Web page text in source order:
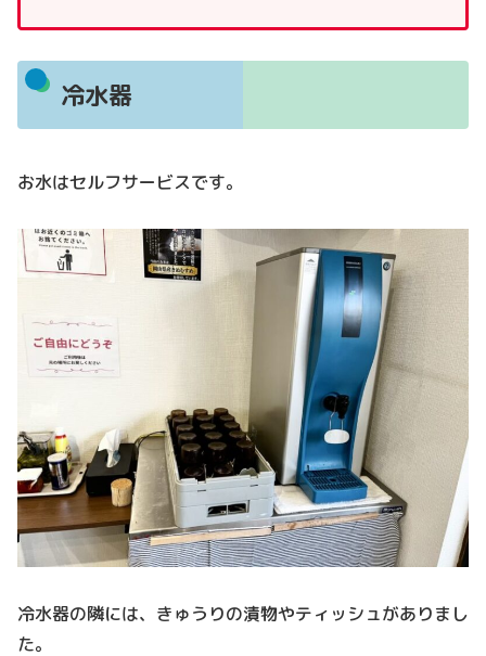
冷水器
お水はセルフサービスです。
冷水器の隣には、きゅうりの漬物やティッシュがありまし
た。